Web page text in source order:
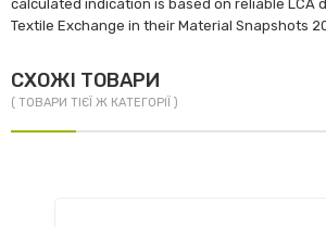
calculated indication is based on reliable LCA
Textile Exchange in their Material Snapshots
СХОЖІ ТОВАРИ
( ТОВАРИ ТІЄЇ Ж КАТЕГОРІЇ )